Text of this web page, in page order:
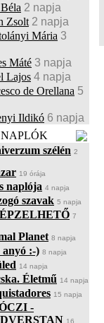
2 napja
Zsolt 2 napja
Mária 3
Máté 3 napja
Lajos 4 napja
de Orellana 5
Ildikó 6 napja
NAPLÓK
szélén 2
19 órája
naplója 4 napja
szavak 5 napja
7
Planet 8 napja
anyó :-) 8 napja
14 napja
Életmű 14 napja
15 napja
-
16